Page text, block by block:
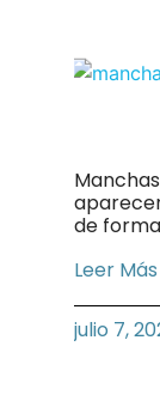
de
Leer Más
julio 7,